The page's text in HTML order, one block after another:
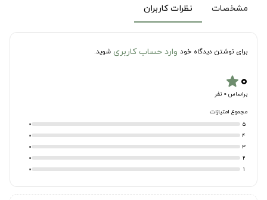
مشخصات نظرات کاربران
برای نوشتن دیدگاه خود وارد حساب کاربری شوید.
۰star
براساس 0 نفر
مجموع امتیازات
5
0
4
0
3
0
2
0
1
0